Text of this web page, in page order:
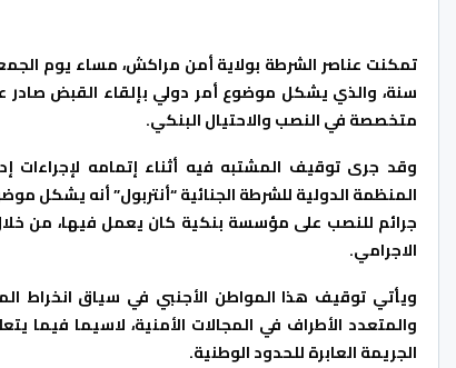
سنة، والذي يشكل موضوع أمر دولي بإلقاء القبض صادر
متخصصة في النصب والاحتيال البنكي.
وقد جرى توقيف المشتبه فيه أثناء إتمامه لإجراءات
المنظمة الدولية للشرطة الجنائية “أنتربول” أنه يشكل
جرائم للنصب على مؤسسة بنكية كان يعمل فيها، من
الاجرامي.
ويأتي توقيف هذا المواطن الأجنبي في سياق انخراط
والمتعدد الأطراف في المجالات الأمنية، لاسيما
الجريمة العابرة للحدود الوطنية.